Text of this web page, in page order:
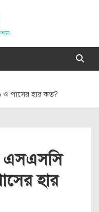
ও পাসের হার কত?
এসএসসি
হার